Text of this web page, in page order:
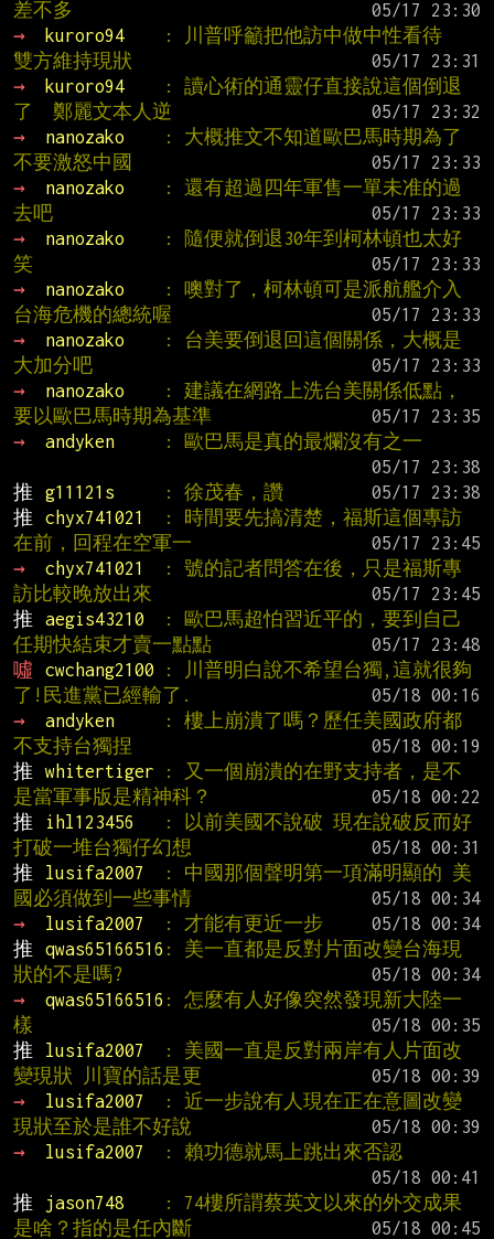
差不多
→
kuroro94
: 川普呼籲把他訪中做中性看待
雙方維持現狀
→
kuroro94
: 讀心術的通靈仔直接說這個倒退
了  鄭麗文本人逆
→
nanozako
: 大概推文不知道歐巴馬時期為了
不要激怒中國
→
nanozako
: 還有超過四年軍售一單未准的過
去吧
→
nanozako
: 隨便就倒退30年到柯林頓也太好
笑
→
nanozako
: 噢對了，柯林頓可是派航艦介入
台海危機的總統喔
→
nanozako
: 台美要倒退回這個關係，大概是
大加分吧
→
nanozako
: 建議在網路上洗台美關係低點，
要以歐巴馬時期為基準
→
andyken
: 歐巴馬是真的最爛沒有之一
推
g11121s : 徐茂春，讚
推
chyx741021
: 時間要先搞清楚，福斯這個專訪
在前，回程在空軍一
→
chyx741021
: 號的記者問答在後，只是福斯專
訪比較晚放出來
推
aegis43210
: 歐巴馬超怕習近平的，要到自己
任期快結束才賣一點點
噓
cwchang2100
: 川普明白說不希望台獨,這就很夠
了!民進黨已經輸了.
→
andyken
: 樓上崩潰了嗎？歷任美國政府都
不支持台獨捏
推
whitertiger
: 又一個崩潰的在野支持者，是不
是當軍事版是精神科？
推
ihl123456
: 以前美國不說破 現在說破反而好
打破一堆台獨仔幻想
推
lusifa2007
: 中國那個聲明第一項滿明顯的 美
國必須做到一些事情
→
lusifa2007 : 才能有更近一步
推
qwas65166516 : 美一直都是反對片面改變台海現
狀的不是嗎?
→
qwas65166516 : 怎麼有人好像突然發現新大陸一
樣
推
lusifa2007
: 美國一直是反對兩岸有人片面改
變現狀 川寶的話是更
→
lusifa2007
: 近一步說有人現在正在意圖改變
現狀至於是誰不好說
→
lusifa2007
: 賴功德就馬上跳出來否認
推
jason748
: 74樓所謂蔡英文以來的外交成果
是啥？指的是任內斷